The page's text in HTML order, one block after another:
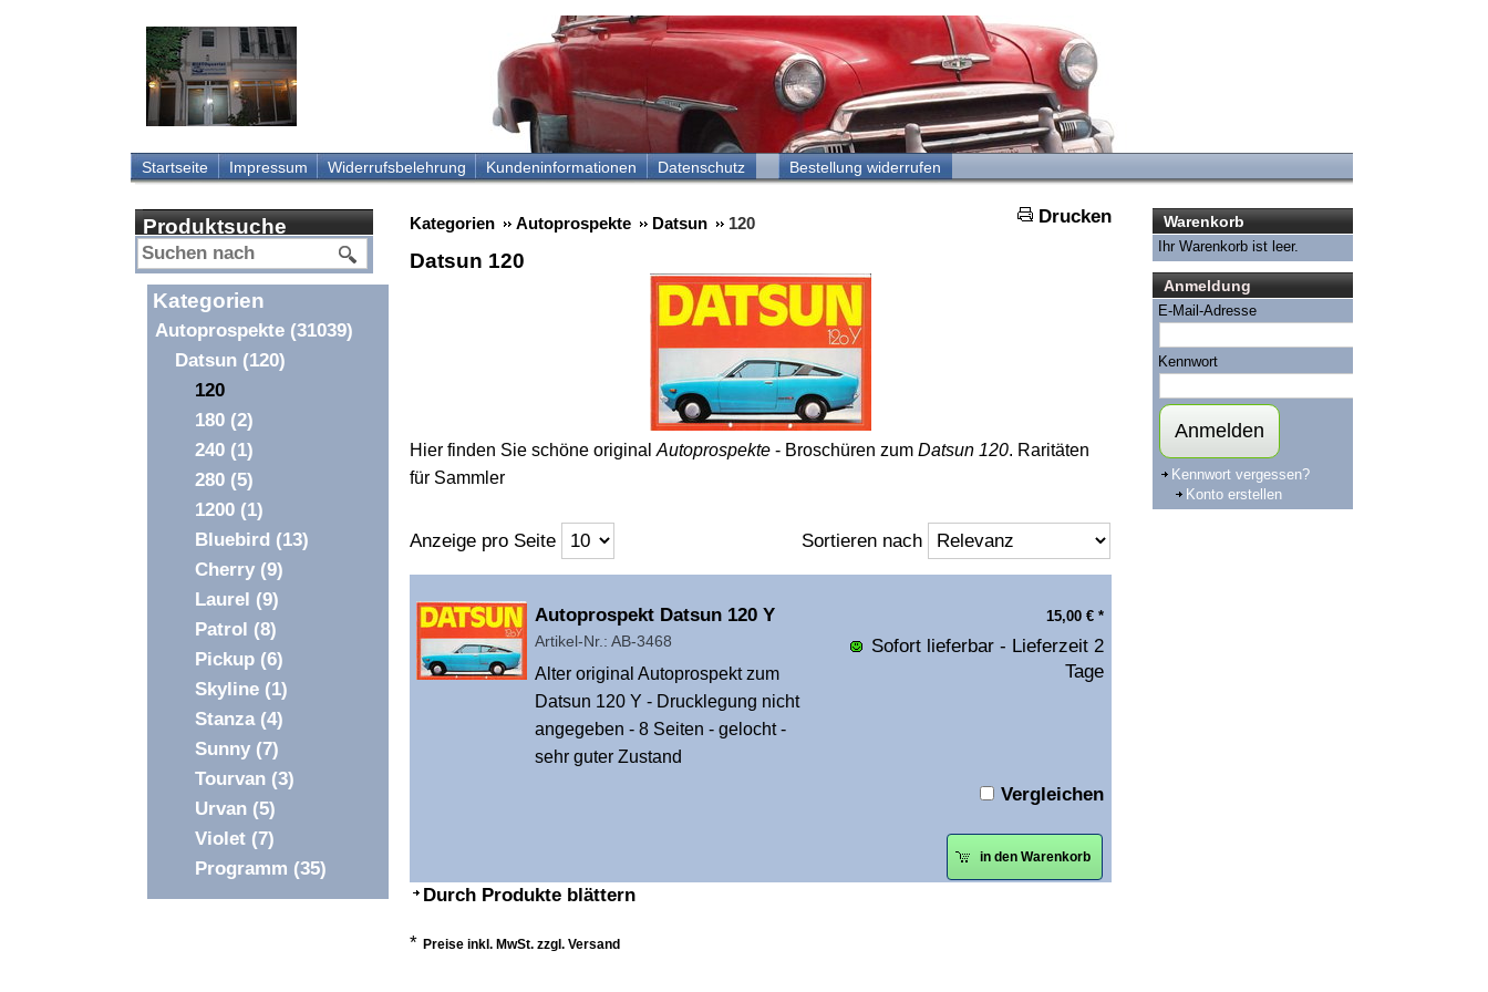
Startseite Impressum Widerrufsbelehrung Kundeninformationen Datenschutz Bestellung widerrufen
Produktsuche
Kategorien
Autoprospekte (31039)
Datsun (120)
120
180 (2)
240 (1)
280 (5)
1200 (1)
Bluebird (13)
Cherry (9)
Laurel (9)
Patrol (8)
Pickup (6)
Skyline (1)
Stanza (4)
Sunny (7)
Tourvan (3)
Urvan (5)
Violet (7)
Programm (35)
Warenkorb
Ihr Warenkorb ist leer.
Anmeldung
E-Mail-Adresse
Kennwort
Anmelden
Kennwort vergessen?
Konto erstellen
Drucken
Kategorien Autoprospekte Datsun 120
Datsun 120
Hier finden Sie schöne original Autoprospekte - Broschüren zum Datsun 120. Raritäten
für Sammler
Anzeige pro Seite Sortieren nach
Überschrift
1
Autoprospekt Datsun 120 Y
Artikel-Nr.: AB-3468
Alter original Autoprospekt zum
Datsun 120 Y - Drucklegung nicht
angegeben - 8 Seiten - gelocht -
sehr guter Zustand
15,00 € *
Sofort lieferbar - Lieferzeit 2
Tage
Vergleichen
in den Warenkorb
Durch Produkte blättern
* Preise inkl. MwSt. zzgl. Versand